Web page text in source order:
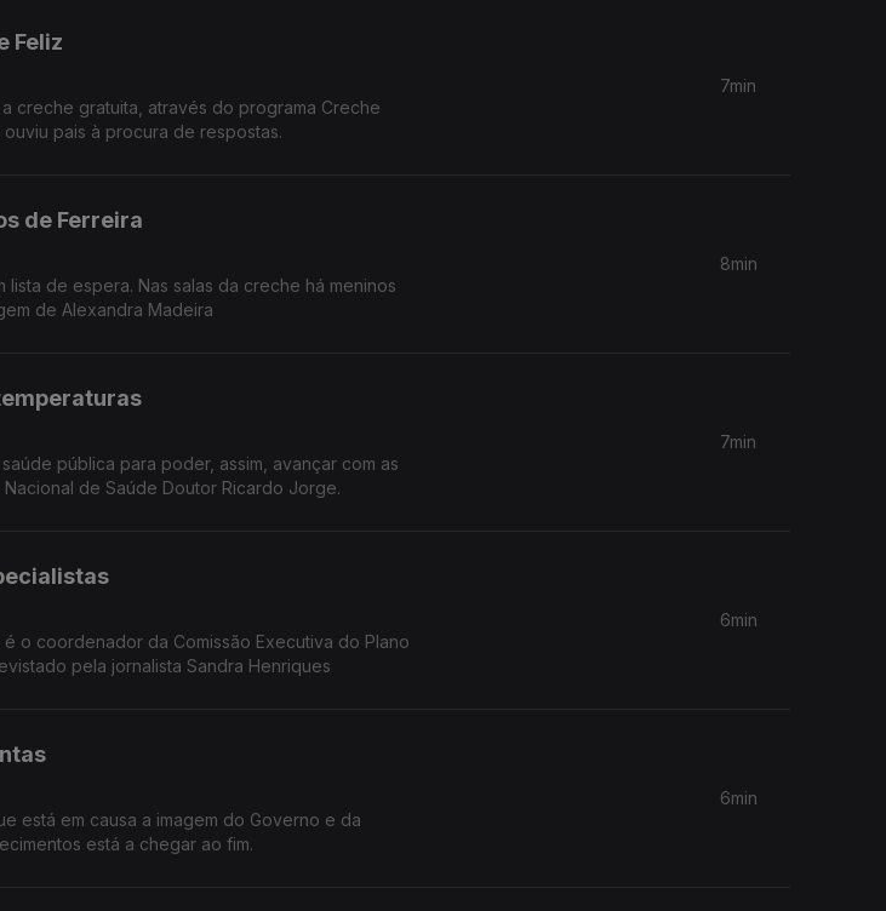
Feliz
creche gratuita, através do programa Creche
pais à procura de respostas.
7min
de Ferreira
de espera. Nas salas da creche há meninos
de Alexandra Madeira
8min
avançar com as
Instituto Nacional de Saúde Doutor Ricardo Jorge.
7min
o coordenador da Comissão Executiva do Plano
entrevistado pela jornalista Sandra Henriques
6min
está em causa a imagem do Governo e da
está a chegar ao fim.
6min